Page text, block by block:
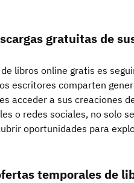
gratuitas de
libros online gratis es
escritores comparten
acceder a sus creaciones
o redes sociales, no solo
oportunidades para
temporales de